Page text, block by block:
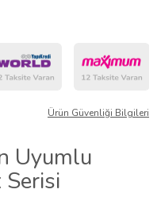
Ürün Güvenliği Bilgileri
Uyumlu
Serisi